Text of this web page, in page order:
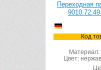
Переходная
Код
Цвет: